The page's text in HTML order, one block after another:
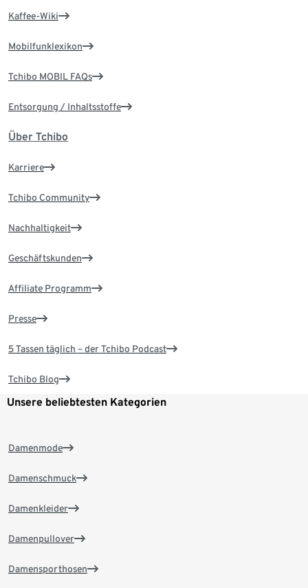
Kaffee-Wiki
Mobilfunklexikon
Tchibo MOBIL FAQs
Entsorgung / Inhaltsstoffe
Über Tchibo
Karriere
Tchibo Community
Nachhaltigkeit
Geschäftskunden
Affiliate Programm
Presse
5 Tassen täglich – der Tchibo Podcast
Tchibo Blog
Unsere beliebtesten Kategorien
Damenmode
Damenschmuck
Damenkleider
Damenpullover
Damensporthosen